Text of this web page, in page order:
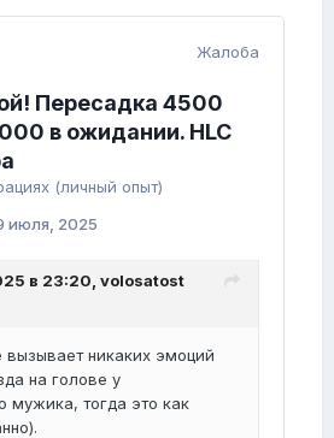
Жалоба
Пересадка 4500
в ожидании. HLC
(личный опыт)
июля, 2025
в 23:20, volosatost
вызывает никаких эмоций
на голове у
мужика, тогда это как